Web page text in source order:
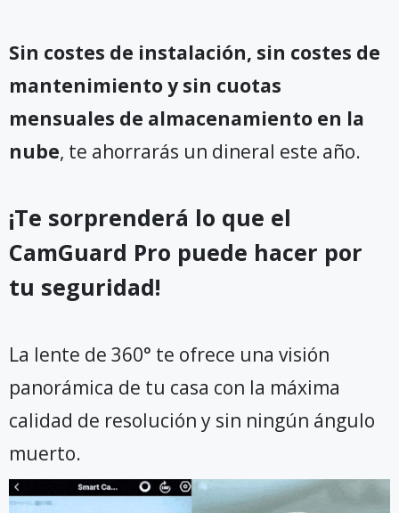
Sin costes de instalación, sin costes de
mantenimiento y sin cuotas
mensuales de almacenamiento en la
nube, te ahorrarás un dineral este año.
¡Te sorprenderá lo que el
CamGuard Pro puede hacer por
tu seguridad!
La lente de 360° te ofrece una visión
panorámica de tu casa con la máxima
calidad de resolución y sin ningún ángulo
muerto.